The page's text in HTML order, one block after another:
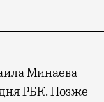
Минаева
РБК. Позже